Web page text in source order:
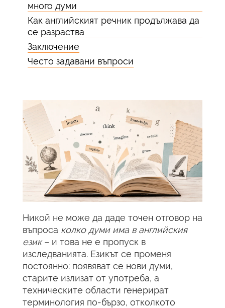
много думи
Как английският речник продължава да
се разраства
Заключение
Често задавани въпроси
Никой не може да даде точен отговор на
въпроса колко думи има в английския
език– и това не е пропуск в
изследванията. Езикът се променя
постоянно: появяват се нови думи,
старите излизат от употреба, а
техническите области генерират
терминология по-бързо, отколкото